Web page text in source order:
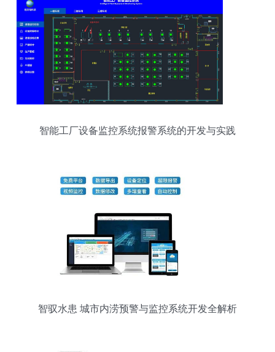
智能工厂设备监控系统报警系统的开发与实践
智驭水患 城市内涝预警与监控系统开发全解析